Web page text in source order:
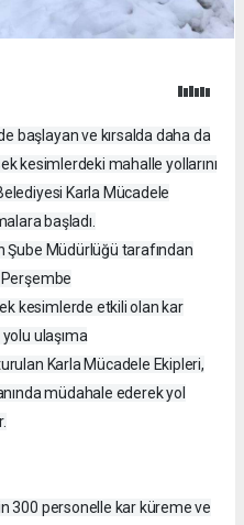
başlayan ve kırsalda daha da
kesimlerdeki mahalle yollarını
Karla Mücadele
başladı.
Şube Müdürlüğü tarafından
Perşembe
kesimlerde etkili olan kar
ulaşıma
Karla Mücadele Ekipleri,
müdahale ederek yol
300 personelle kar küreme ve